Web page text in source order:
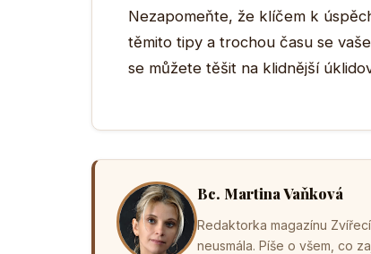
Nezapomeňte, že klíčem k
těmito tipy a trochou času se
se můžete těšit na klidnější
Bc. Martina Vaňková
Redaktorka magazínu
neusmála. Píše o všem, co